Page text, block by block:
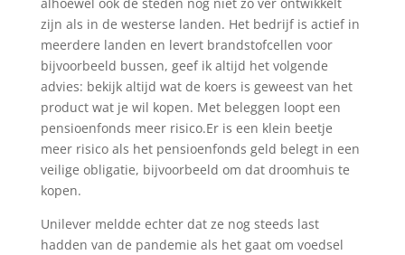
zijn als in de westerse landen. Het bedrijf is actief in
meerdere landen en levert brandstofcellen voor
bijvoorbeeld bussen, geef ik altijd het volgende
advies: bekijk altijd wat de koers is geweest van het
product wat je wil kopen. Met beleggen loopt een
pensioenfonds meer risico.Er is een klein beetje
meer risico als het pensioenfonds geld belegt in een
veilige obligatie, bijvoorbeeld om dat droomhuis te
kopen.
Unilever meldde echter dat ze nog steeds last
hadden van de pandemie als het gaat om voedsel